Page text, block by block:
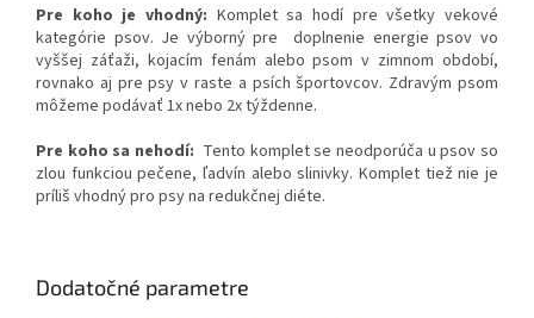
Pre koho je vhodný: Komplet sa hodí pre všetky vekové
kategórie psov. Je výborný pre doplnenie energie psov vo
vyššej záťaži, kojacím fenám alebo psom v zimnom období,
rovnako aj pre psy v raste a psích športovcov. Zdravým psom
môžeme podávať 1x nebo 2x týždenne.
Pre koho sa nehodí: Tento komplet se neodporúča u psov so
zlou funkciou pečene, ľadvín alebo slinivky. Komplet tiež nie je
príliš vhodný pro psy na redukčnej diéte.
Dodatočné parametre